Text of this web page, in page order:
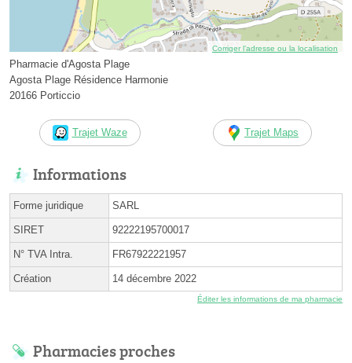
Corriger l’adresse ou la localisation
Pharmacie d'Agosta Plage
Agosta Plage Résidence Harmonie
20166 Porticcio
Trajet Waze Trajet Maps
Informations
Forme juridique SARL
SIRET 92222195700017
N° TVA Intra. FR67922221957
Création 14 décembre 2022
Éditer les informations de ma pharmacie
Pharmacies proches